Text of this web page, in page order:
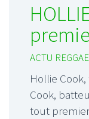
ACTU REGGAE
Hollie
Cook,
tout